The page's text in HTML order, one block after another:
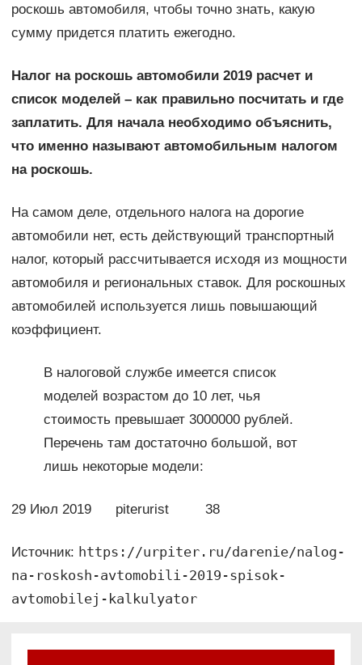
роскошь автомобиля, чтобы точно знать, какую
сумму придется платить ежегодно.
Налог на роскошь автомобили 2019 расчет и
список моделей – как правильно посчитать и где
заплатить. Для начала необходимо объяснить,
что именно называют автомобильным налогом
на роскошь.
На самом деле, отдельного налога на дорогие
автомобили нет, есть действующий транспортный
налог, который рассчитывается исходя из мощности
автомобиля и региональных ставок. Для роскошных
автомобилей используется лишь повышающий
коэффициент.
В налоговой службе имеется список
моделей возрастом до 10 лет, чья
стоимость превышает 3000000 рублей.
Перечень там достаточно большой, вот
лишь некоторые модели:
29 Июл 2019 piterurist 38
Источник: https://urpiter.ru/darenie/nalog-
na-roskosh-avtomobili-2019-spisok-
avtomobilej-kalkulyator